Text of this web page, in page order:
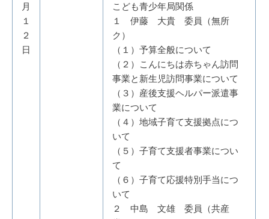
月
１
２
日
こども青少年局関係
１ 伊藤 大貴 委員（無所
ク）
（１）予算全般について
（２）こんにちは赤ちゃん訪問
事業と新生児訪問事業について
（３）産後支援ヘルパー派遣事
業について
（４）地域子育て支援拠点につ
いて
（５）子育て支援者事業につい
て
（６）子育て応援特別手当につ
いて
２ 中島 文雄 委員（共産